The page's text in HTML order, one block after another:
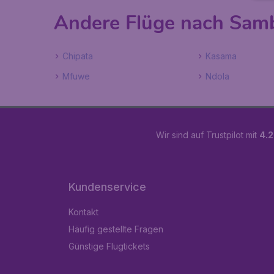
Andere Flüge nach
Chipata Kasama
Mfuwe
Ndola
Wir sind auf Trustpilot mit
Kundenservice
Kontakt
Häufig gestellte Fragen
Günstige Flugtickets